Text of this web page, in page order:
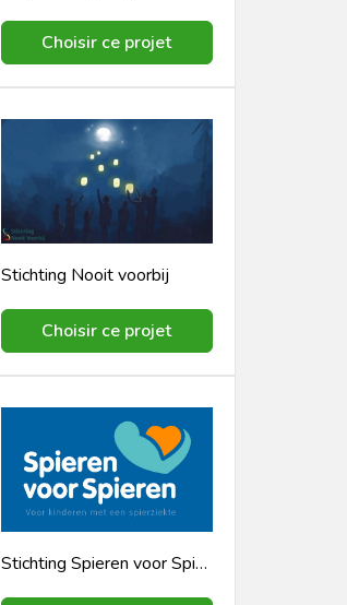
Choisir ce projet
Stichting Nooit voorbij
Choisir ce projet
Stichting Spieren voor Spieren